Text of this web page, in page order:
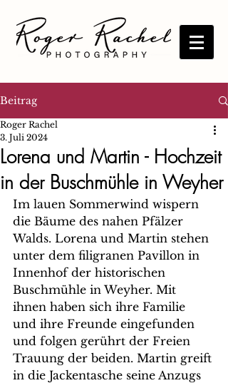
Beitrag
Lorena und Martin - Hochzeit
in der Buschmühle in Weyher
Roger Rachel
3. Juli 2024
Im lauen Sommerwind wispern
die Bäume des nahen Pfälzer
Walds. Lorena und Martin stehen
unter dem filigranen Pavillon in
Innenhof der historischen
Buschmühle in Weyher. Mit
ihnen haben sich ihre Familie
und ihre Freunde eingefunden
und folgen gerührt der Freien
Trauung der beiden. Martin greift
in die Jackentasche seine Anzugs